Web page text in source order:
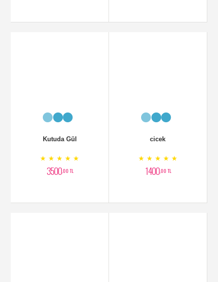
Kutuda Gül
★ ★ ★ ★ ★
3500,00 TL
cicek
★ ★ ★ ★ ★
1400,00 TL